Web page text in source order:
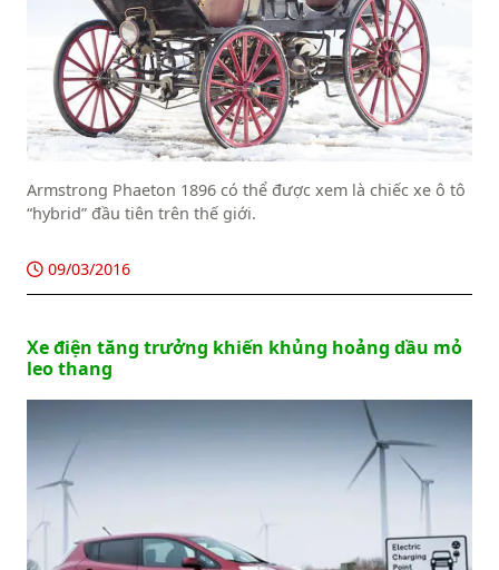
Armstrong Phaeton 1896 có thể được xem là chiếc xe ô tô
“hybrid” đầu tiên trên thế giới.
09/03/2016
Xe điện tăng trưởng khiến khủng hoảng dầu mỏ
leo thang